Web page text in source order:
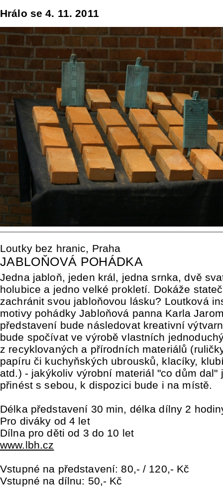
Hrálo se 4. 11. 2011
Loutky bez hranic, Praha
JABLOŇOVÁ POHÁDKA
Jedna jabloň, jeden král, jedna srnka, dvě
holubice a jedno velké prokletí. Dokáže
zachránit svou jabloňovou lásku? Loutková
motivy pohádky Jabloňová panna Karla
představení bude následovat kreativní
bude spočívat ve výrobě vlastních
z recyklovaných a přírodních materiálů
papíru či kuchyňských ubrousků, klacíky,
atd.) - jakýkoliv výrobní materiál "co dům dal"
přinést s sebou, k dispozici bude i na místě.
Délka představení 30 min, délka dílny 2
Pro diváky od 4 let
Dílna pro děti od 3 do 10 let
www.lbh.cz
Vstupné na představení: 80,- / 120,- Kč
Vstupné na dílnu: 50,- Kč